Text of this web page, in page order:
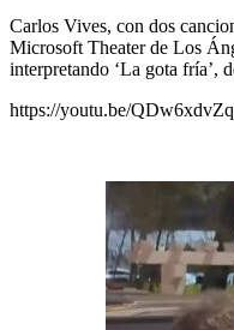
Carlos Vives, con dos
Microsoft Theater de Los
interpretando ‘La gota fría’,
https://youtu.be/